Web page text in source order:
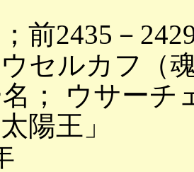
前2435－
セルカフ（
； ウサーチ
陽王」